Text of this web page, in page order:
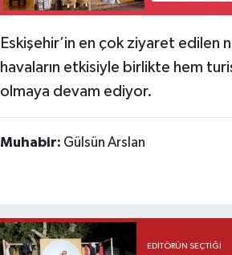
Eskişehir’in en çok ziyaret edilen
havaların etkisiyle birlikte hem
olmaya devam ediyor.
Muhabir: Gülsün Arslan
EDITÖRÜN SEÇTIĞI